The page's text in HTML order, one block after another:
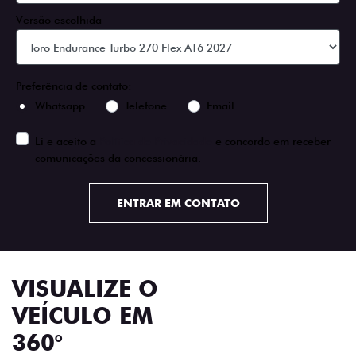
Versão escolhida
Preferência de contato:
Whatsapp
Telefone Email
Li e aceito a
e concordo em receber
comunicações da concessionária.
ENTRAR EM CONTATO
VISUALIZE O
VEÍCULO EM
360°